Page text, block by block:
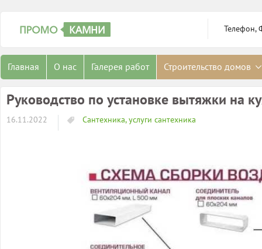
Телефон,
Главная О нас Галерея работ Строительство домов
Руководство по установке вытяжки на
16.11.2022 Сантехника, услуги сантехника